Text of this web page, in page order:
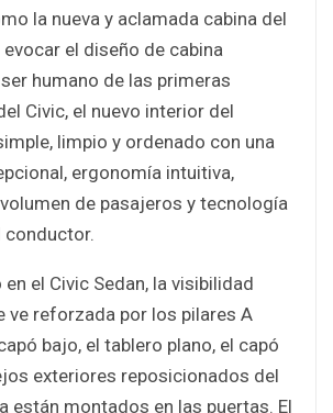
la nueva y aclamada cabina del
evocar el diseño de cabina
humano de las primeras
Civic, el nuevo interior del
limpio y ordenado con una
ergonomía intuitiva,
de pasajeros y tecnología
conductor.
el Civic Sedan, la visibilidad
ve reforzada por los pilares A
bajo, el tablero plano, el capó
exteriores reposicionados del
están montados en las puertas. El